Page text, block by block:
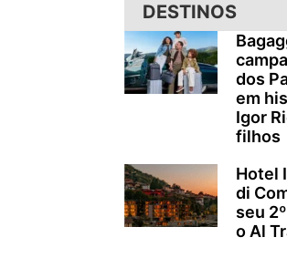
DESTINOS
dos
em
Igor
filhos
Hotel
di
seu
o Al